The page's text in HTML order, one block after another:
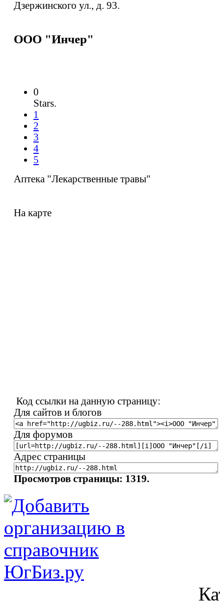
ООО "Инчер"
0
Stars.
1
2
3
4
5
Аптека "Лекарственные травы"
На карте
Код ссылки на данную страницу:
Для сайтов и блогов
Для форумов
Адрес страницы
Просмотров страницы: 1319.